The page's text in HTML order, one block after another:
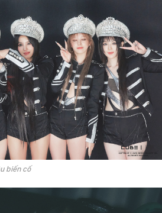
biến cố